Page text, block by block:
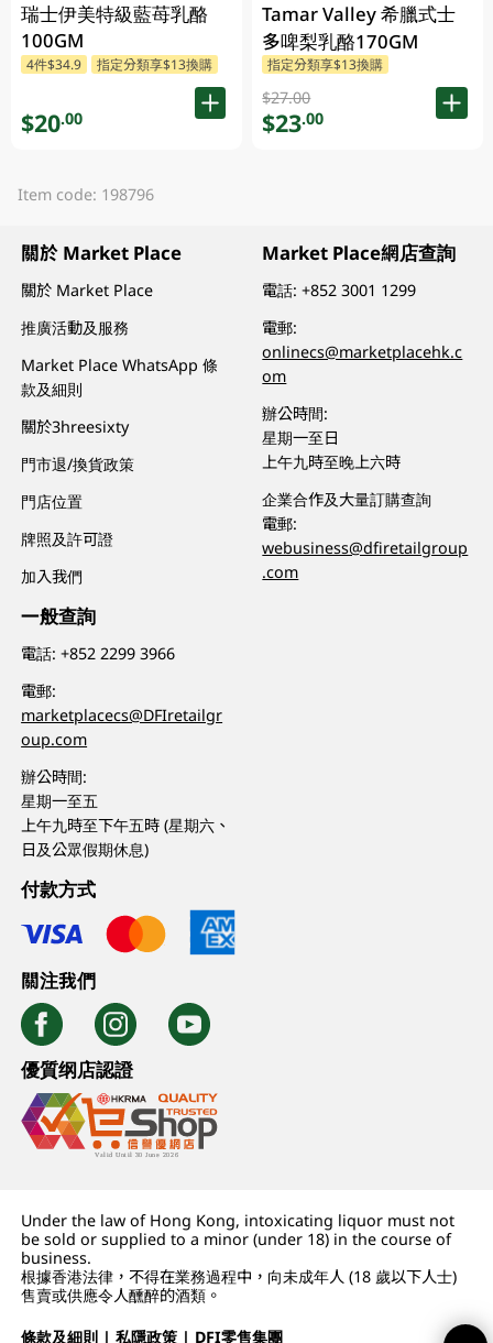
瑞士伊美特級藍苺乳酪
100GM
4件$34.9 指定分類享$13換購
$20.00
Tamar Valley 希臘式士
多啤梨乳酪170GM
指定分類享$13換購
$27.00
$23.00
Item code: 198796
關於 Market Place
關於 Market Place
推廣活動及服務
Market Place WhatsApp 條
款及細則
關於3hreesixty
門市退/換貨政策
門店位置
牌照及許可證
加入我們
一般查詢
電話:+852 2299 3966
電郵:
marketplacecs@DFIretailgr
oup.com
辦公時間:
星期一至五
上午九時至下午五時 (星期六、
日及公眾假期休息)
Market Place網店查詢
電話:+852 3001 1299
電郵:
onlinecs@marketplacehk.c
om
辦公時間:
星期一至日
上午九時至晚上六時
企業合作及大量訂購查詢
電郵:
webusiness@dfiretailgroup
.com
付款方式
關注我們
優質纲店認證
Under the law of Hong Kong, intoxicating liquor must not
be sold or supplied to a minor (under 18) in the course of
business.
根據香港法律，不得在業務過程中，向未成年人 (18 歲以下人士)
售賣或供應令人醺醉的酒類。
條款及細則 |私隱政策 | DFI零售集團